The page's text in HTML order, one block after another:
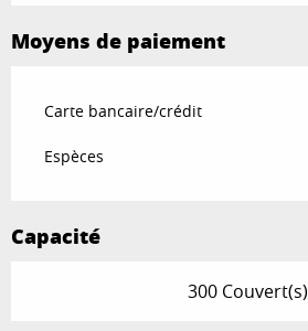
Moyens de paiement
Carte bancaire/crédit
Espèces
Capacité
300 Couvert(s)